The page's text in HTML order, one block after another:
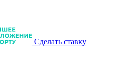
Сделать ставку